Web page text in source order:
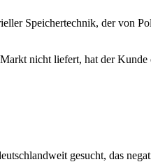
Speichertechnik, der von
nicht liefert, hat der Kunde
gesucht, das